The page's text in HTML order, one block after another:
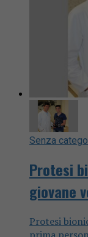
Senza
Protesi
giovane
Protesi